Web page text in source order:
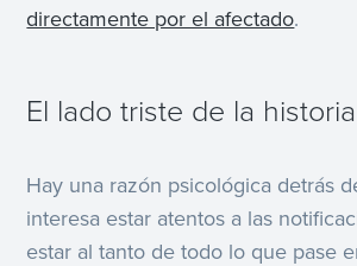
directamente por el afectado.
El lado triste de la historia
Hay una razón psicológica detrás
interesa estar atentos a las
estar al tanto de todo lo que pase